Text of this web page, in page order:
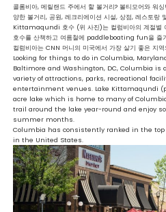
콜롬비아, 메릴랜드 주에서 할 볼거리? 볼티모어와
양한 볼거리, 공원, 레크리에이션 시설, 상점, 레스토랑
Kittamaqundi 호수 (위 사진)는 컬럼비아의 계절별
호수를 산책하고 여름철에 paddleboating fun을 즐
컬럼비아는 CNN 머니의 미국에서 가장 살기 좋은 지
Looking for things to do in Columbia,
Baltimore and Washington, DC, Columbia
variety of attractions, parks, recreational
entertainment venues. Lake Kittamaqundi
acre lake which is home to many of
trail around the lake year-round and enjoy
summer months.
Columbia has consistently ranked in the top
in the United States.